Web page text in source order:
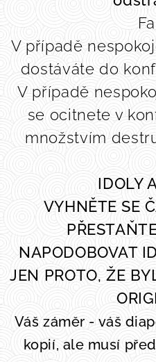
V případě
dostáváte do
V případě
se ocitnete v
množstvím
IDOLY
VYHNĚTE SE
NAPODOBOVAT
JEN PROTO, ŽE
Váš záměr - váš
kopií, ale musí